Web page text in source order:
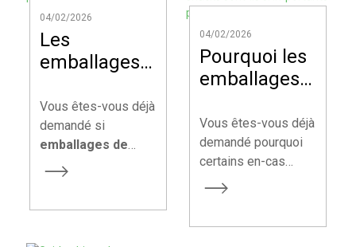
04/02/2026
Les
emballages
pour
collations
peuvent-ils
protéger vos
Vous êtes-vous déjà
demandé si
emballages de
collations durables
04/02/2026
Pourquoi les
emballages
pour vos
snacks sont-
ils si
importants
Vous êtes-vous déjà
demandé pourquoi
certains en-cas
attirent